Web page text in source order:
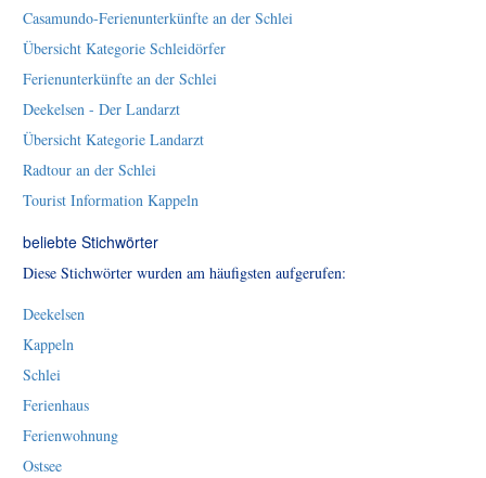
Casamundo-Ferienunterkünfte an der Schlei
Übersicht Kategorie Schleidörfer
Ferienunterkünfte an der Schlei
Deekelsen - Der Landarzt
Übersicht Kategorie Landarzt
Radtour an der Schlei
Tourist Information Kappeln
beliebte Stichwörter
Diese Stichwörter wurden am häufigsten aufgerufen:
Deekelsen
Kappeln
Schlei
Ferienhaus
Ferienwohnung
Ostsee